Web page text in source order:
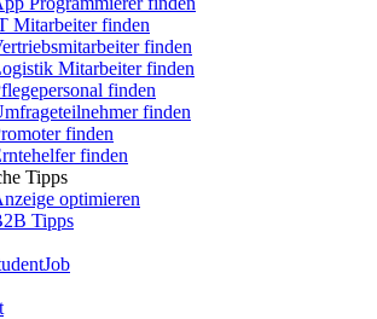
Mitarbeiter finden
finden
Mitarbeiter finden
finden
finden
finden
finden
Tipps
optimieren
Tipps